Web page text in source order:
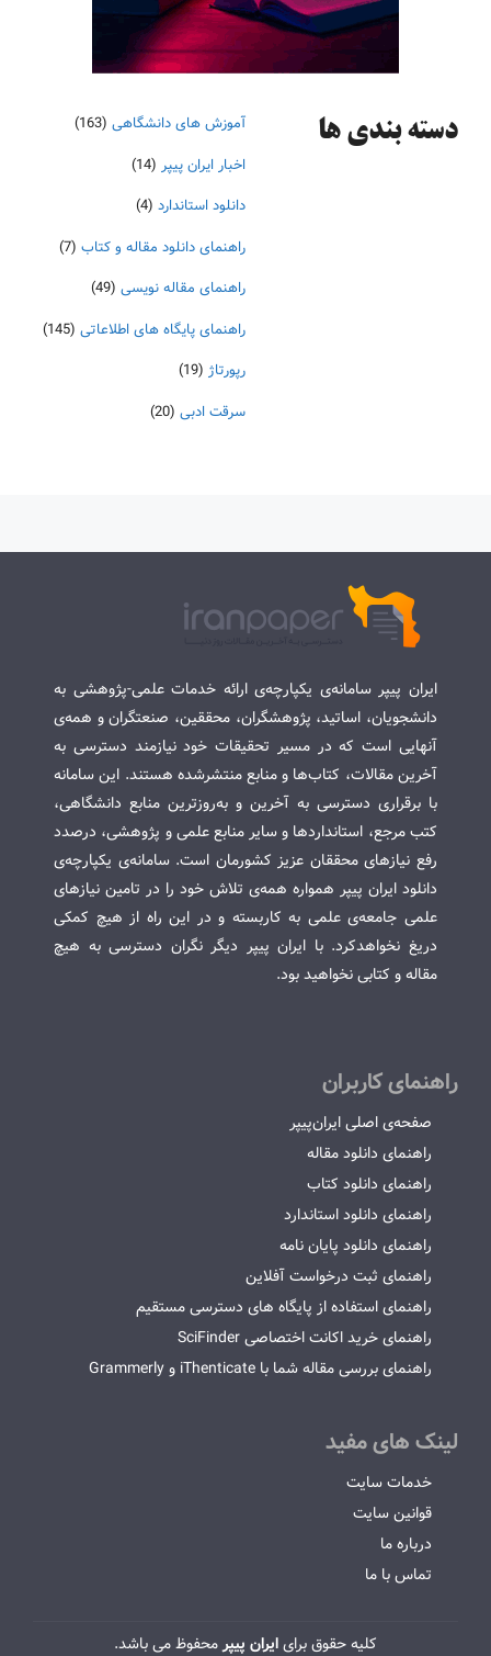
دسته‌ بندی ها آموزش های دانشگاهی (163)
اخبار ایران پیپر (14)
دانلود استاندارد (4)
راهنمای دانلود مقاله و کتاب (7)
راهنمای مقاله نویسی (49)
راهنمای پایگاه های اطلاعاتی (145)
رپورتاژ (19)
سرقت ادبی (20)
ایران پیپر سامانه‌ی یکپارچه‌ی ارائه خدمات علمی-پژوهشی به
دانشجویان، اساتید، پژوهشگران، محققین، صنعتگران و همه‌ی
آنهایی است که در مسیر تحقیقات خود نیازمند دسترسی به
آخرین مقالات، کتاب‌ها و منابع منتشرشده هستند. این سامانه
با برقراری دسترسی به آخرین و به‌روزترین منابع دانشگاهی،
کتب مرجع، استانداردها و سایر منابع علمی و پژوهشی، درصدد
رفع نیازهای محققان عزیز کشورمان است. سامانه‌ی یکپارچه‌ی
دانلود ایران پیپر همواره همه‌ی تلاش خود را در تامین نیازهای
علمی جامعه‌ی علمی به کاربسته و در این راه از هیچ کمکی
دریغ نخواهدکرد. با ایران پیپر دیگر نگران دسترسی به هیچ
مقاله و کتابی نخواهید بود.
راهنمای کاربران
صفحه‌ی اصلی ایران‌پیپر
راهنمای دانلود مقاله
راهنمای دانلود کتاب
راهنمای دانلود استاندارد
راهنمای دانلود پایان نامه
راهنمای ثبت درخواست آفلاین
راهنمای استفاده از پایگاه های دسترسی مستقیم
راهنمای خرید اکانت اختصاصی SciFinder
راهنمای بررسی مقاله شما با iThenticate و Grammerly
لینک های مفید
خدمات سایت
قوانین سایت
درباره ما
تماس با ما
کلیه حقوق برایایران پیپرمحفوظ می باشد.